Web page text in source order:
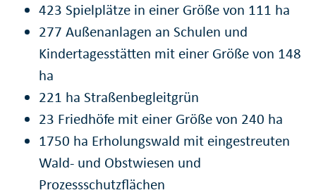
423 Spielplätze in einer Größe von 111 ha
277 Außenanlagen an Schulen und
Kindertagesstätten mit einer Größe von 148
ha
221 ha Straßenbegleitgrün
23 Friedhöfe mit einer Größe von 240 ha
1750 ha Erholungswald mit eingestreuten
Wald- und Obstwiesen und
Prozessschutzflächen